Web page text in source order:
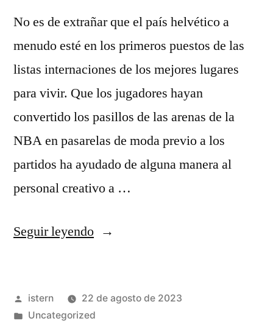
No es de extrañar que el país helvético a
menudo esté en los primeros puestos de las
listas internaciones de los mejores lugares
para vivir. Que los jugadores hayan
convertido los pasillos de las arenas de la
NBA en pasarelas de moda previo a los
partidos ha ayudado de alguna manera al
personal creativo a …
Seguir leyendo«Así
Nuevas
Publicado
por
istern
22 de agosto de 2023
Publicado
Uncategorized